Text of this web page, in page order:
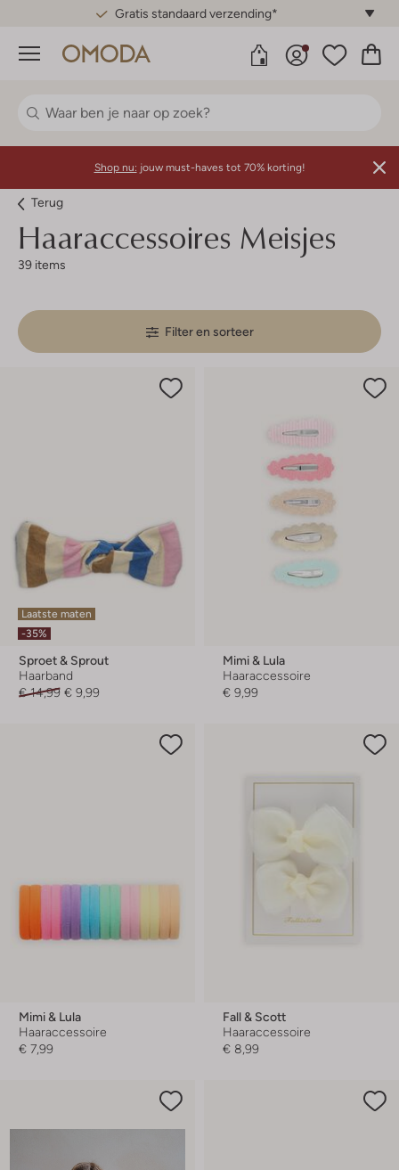
Gratis standaard verzending*
Menu
Shop nu: jouw must-haves tot 70% korting!
Terug
Haaraccessoires Meisjes
39 items
Filter en sorteer
Laatste maten
-35%
Sproet & Sprout
Haarband
€ 14,99 € 9,99
Mimi & Lula
Haaraccessoire
€ 9,99
Mimi & Lula
Haaraccessoire
€ 7,99
Fall & Scott
Haaraccessoire
€ 8,99